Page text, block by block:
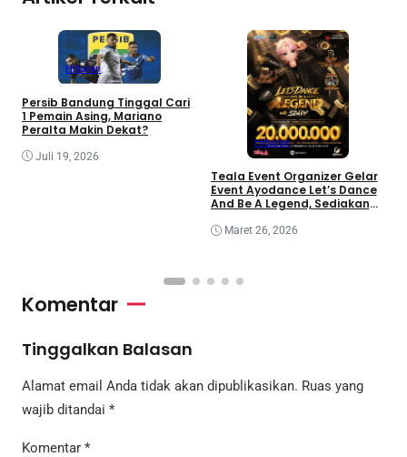
Hiburan
Persib Bandung Tinggal Cari
1 Pemain Asing, Mariano
Peralta Makin Dekat?
Juli 19, 2026
Hiburan
Teala Event Organizer Gelar
Event Ayodance Let’s Dance
And Be A Legend, Sediakan
Maret 26, 2026
Komentar
Tinggalkan Balasan
Alamat email Anda tidak akan dipublikasikan. Ruas yang
wajib ditandai *
Komentar *